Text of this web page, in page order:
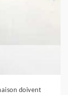
doivent